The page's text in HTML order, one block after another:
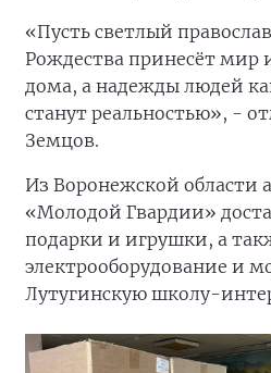
«Пусть светлый
Рождества принесёт мир
дома, а надежды людей
станут реальностью», -
Земцов.
Из Воронежской области
«Молодой Гвардии»
подарки и игрушки, а
электрооборудование и
Лутугинскую школу-